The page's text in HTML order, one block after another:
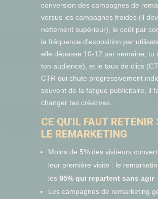
conversion des campagnes de
versus les campagnes froides (il
nettement supérieur), le coût par
la fréquence d’exposition par
elle dépasse 10-12 par semaine, tu
ton audience), et le taux de clics
CTR qui chute progressivement
souvent de la fatigue publicitaire, il
changer tes créatives.
CE QU’IL FAUT RETENIR
LE REMARKETING
Moins de 5% des visiteurs
leur première visite : le
les 95% qui repartent sans agir
Les campagnes de remarketing